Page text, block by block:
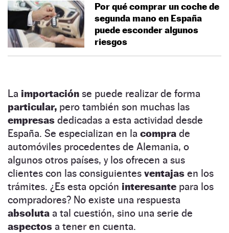
Por qué comprar un coche de
segunda mano en España
puede esconder algunos
riesgos
La importación se puede realizar de forma
particular, pero también son muchas las
empresas dedicadas a esta actividad desde
España. Se especializan en la compra de
automóviles procedentes de Alemania, o
algunos otros países, y los ofrecen a sus
clientes con las consiguientes ventajas en los
trámites. ¿Es esta opción interesante para los
compradores? No existe una respuesta
absoluta a tal cuestión, sino una serie de
aspectos a tener en cuenta.